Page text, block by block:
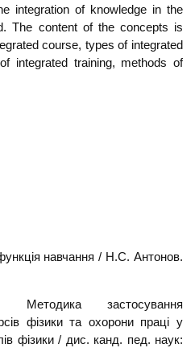
integration of knowledge in the
The content of the concepts is
course, types of integrated
integrated training, methods of
навчання / Н.С. Антонов.
Методика застосування
фізики та охорони праці у
фізики / дис. канд. пед. наук: